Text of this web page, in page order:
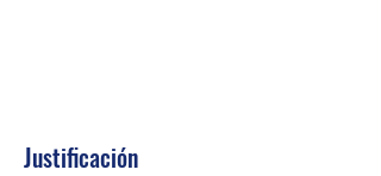
Justificación